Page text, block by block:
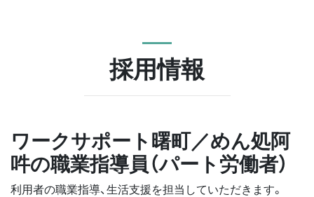
採用情報
ワークサポート曙町／めん処阿
吽の職業指導員（パート労働者）
利用者の職業指導、生活支援を担当していただきます。